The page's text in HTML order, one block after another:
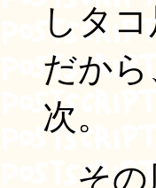
しタ
だか
次。
その